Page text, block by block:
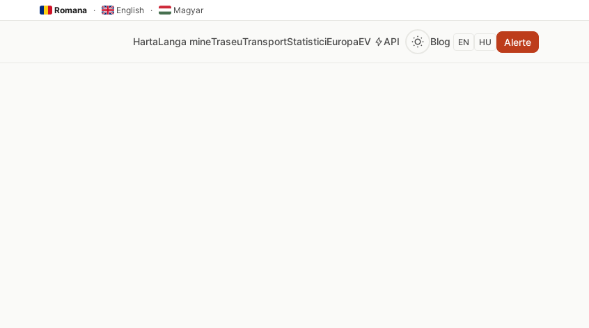
Romana · English · Magyar
HartaLanga mineTraseuTransportStatisticiEuropaEV API Blog EN HU Alerte